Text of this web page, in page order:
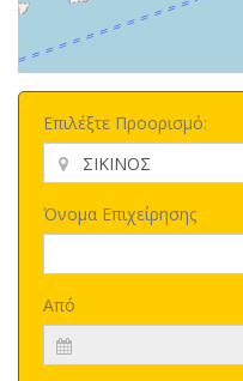
Επιλέξτε Προορισμό:
Όνομα Επιχείρησης
Από